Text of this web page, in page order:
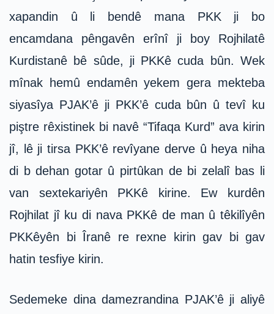
xapandin û li bendê mana PKK ji bo
encamdana pêngavên erînî ji boy Rojhilatê
Kurdistanê bê sûde, ji PKKê cuda bûn. Wek
mînak hemû endamên yekem gera mekteba
siyasîya PJAK’ê ji PKK’ê cuda bûn û tevî ku
piştre rêxistinek bi navê “Tifaqa Kurd” ava kirin
jî, lê ji tirsa PKK’ê revîyane derve û heya niha
di b dehan gotar û pirtûkan de bi zelalî bas li
van sextekariyên PKKê kirine. Ew kurdên
Rojhilat jî ku di nava PKKê de man û têkilîyên
PKKêyên bi Îranê re rexne kirin gav bi gav
hatin tesfiye kirin.
Sedemeke dina damezrandina PJAK’ê ji aliyê